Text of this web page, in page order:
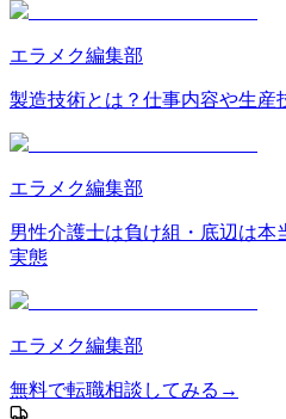
エラメク編集部
製造技術とは？仕事内容や生産
エラメク編集部
男性介護士は負け組・底辺は
実態
エラメク編集部
無料で転職相談 してみる →